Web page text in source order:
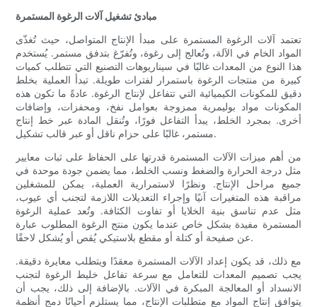
مبادئ تشغيل آلات الرغوة المستمرة
تعتمد آلات الرغوة المستمرة على مبدأ الإنتاج المتواصل، حيث تُغذّى
المواد الخام في الآلة، وتُعالج إلى رغوة، وتُفرّغ بتدفق مستمر. يُستخدم
هذا النوع من المعدات غالبًا في سيناريوهات التصنيع التي تتطلب كميات
كبيرة من منتجات الرغوة باستمرار لفترات طويلة. تبدأ العملية بخلط
دقيق للمكونات الكيميائية التي تتفاعل لإنتاج الرغوة. عادةً ما تكون هذه
المكونات مواد بوليمرية ممزوجة بعوامل نفخ، ومحفزات، وإضافات
أخرى. بمجرد الخلط، يبدأ التفاعل فورًا، وتُنقل المادة عبر خط إنتاج
مستمر، غالبًا على حزام ناقل أو عبر قالب تشكيل.
من أهم ميزات الآلات المستمرة قدرتها على الحفاظ على ثبات معايير
مثل درجة الحرارة والضغط ونسب الخلط، مما يضمن جودة موحدة في
جميع مراحل الإنتاج. ونظرًا لاستمرارية العملية، يمكن للمشغلين
مراقبة هذه المتغيرات آنيًا وإجراء التعديلات اللازمة لتجنب أي عيوب،
مثل عدم تناسق بنية الخلايا أو تفاوت الكثافة. وتُعد عملية الرغوة
المستمرة مفيدة بشكل خاص عندما يكون منتج الرغوة المطلوب عبارة
عن صفيحة أو كتلة أو مقطع بلاستيكي يُقص أو يُشكل لاحقًا.
مع ذلك، قد يكون إعداد الآلات المستمرة معقدًا ويتطلب معايرة دقيقة.
يجب تصميم المعدات للتعامل مع سرعة تفاعل خليط الرغوة لتجنب
الانسداد أو المعالجة المبكرة في الآلات. بالإضافة إلى ذلك، يجب أن
يتوافق إنتاج المواد مع متطلبات الإنتاج، مما يستلزم أحيانًا دمج أنظمة